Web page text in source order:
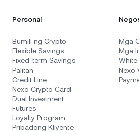
Personal
Bumili ng Crypto
Flexible Savings
Fixed-term Savings
Palitan
Credit Line
Nexo Crypto Card
Dual Investment
Futures
Loyalty Program
Pribadong Kliyente
Mga
Mga
White
Nexo